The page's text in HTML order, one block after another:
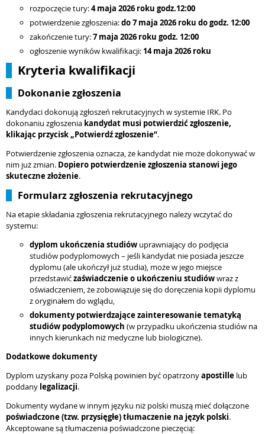
rozpoczęcie tury:4 maja 2026 roku godz.12:00
potwierdzenie zgłoszenia:do7 maja 2026 roku do godz. 12:00
zakończenie tury:7 maja 2026 roku godz. 12:00
ogłoszenie wyników kwalifikacji: 14 maja 2026 roku
Kryteria kwalifikacji
Dokonanie zgłoszenia
Kandydaci dokonują zgłoszeń rekrutacyjnych w systemie IRK. Po
dokonaniu zgłoszenia kandydat musi potwierdzić zgłoszenie,
klikając przycisk „Potwierdź zgłoszenie”.
Potwierdzenie zgłoszenia oznacza, że kandydat nie może dokonywać w
nim już zmian. Dopiero potwierdzenie zgłoszenia stanowi jego
skuteczne złożenie.
Formularz zgłoszenia rekrutacyjnego
Na etapie składania zgłoszenia rekrutacyjnego należy wczytać do
systemu:
dyplom ukończenia studiów uprawniający do podjęcia
studiów podyplomowych – jeśli kandydat nie posiada jeszcze
dyplomu (ale ukończył już studia), może w jego miejsce
przedstawićzaświadczenie o ukończeniu studiówwraz z
oświadczeniem, że zobowiązuje się do doręczenia kopii dyplomu
z oryginałem do wglądu,
dokumenty potwierdzające zainteresowanie tematyką
studiów podyplomowych (w przypadku ukończenia studiów na
innych kierunkach niż medyczne lub biologiczne).
Dodatkowe dokumenty
Dyplom uzyskany poza Polską powinien być opatrzonyapostille lub
poddany legalizacji.
Dokumenty wydane w innym języku niż polski muszą mieć dołączone
poświadczone (tzw. przysięgłe) tłumaczenie na język polski.
Akceptowane są tłumaczenia poświadczone pieczęcią: